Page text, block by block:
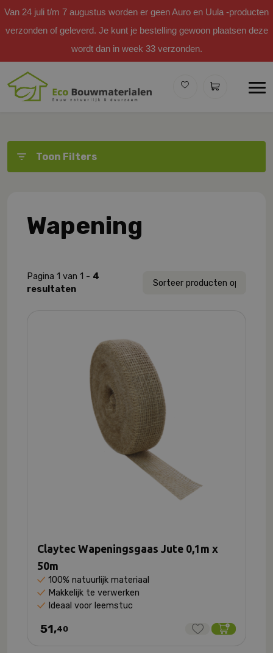
Van 24 juli t/m 7 augustus worden er geen Auro en Uula -producten
verzonden of geleverd. Je kunt je bestelling gewoon plaatsen deze
wordt dan in week 33 verzonden.
Toon Filters
Wapening
Pagina 1 van 1 - 4
resultaten
Claytec Wapeningsgaas Jute 0,1m x
50m
100% natuurlijk materiaal
Makkelijk te verwerken
Ideaal voor leemstuc
51,40